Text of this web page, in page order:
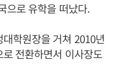
으로 유학을 떠났다.
학원장을 거쳐 2010년
전환하면서 이사장도